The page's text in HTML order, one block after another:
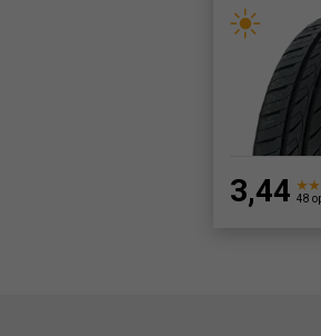
3,44 48